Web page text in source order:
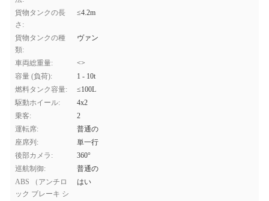
貨物タンクの長
さ:
≤4.2m
貨物タンクの種
類:
ヴァン
車両総重量:
<>
容量 (負荷):
1 - 10t
燃料タンク容量:
≤100L
駆動ホイール:
4x2
乗客:
2
運転席:
普通の
座席列:
単一行
後部カメラ:
360°
巡航制御:
普通の
ABS （アンチロ
ック ブレーキ シ
はい